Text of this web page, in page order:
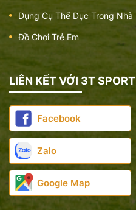
Dụng Cụ Thể Dục Trong Nhà
Đồ Chơi Trẻ Em
LIÊN KẾT VỚI 3T SPORT
Facebook
Zalo
Google Map